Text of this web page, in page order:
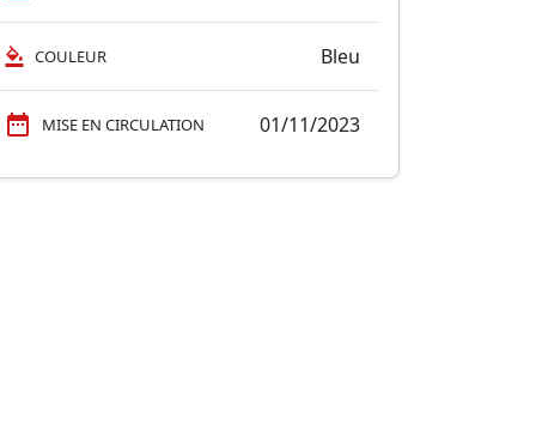
COULEUR Bleu
MISE EN CIRCULATION 01/11/2023